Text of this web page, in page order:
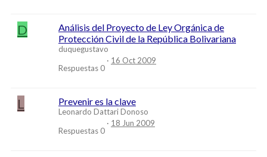
D
Análisis del Proyecto de Ley Orgánica de
Protección Civil de la República Bolivariana
duquegustavo
Respuestas 0
16 Oct 2009
L Prevenir es la clave
Leonardo Dattari Donoso
Respuestas 0
18 Jun 2009